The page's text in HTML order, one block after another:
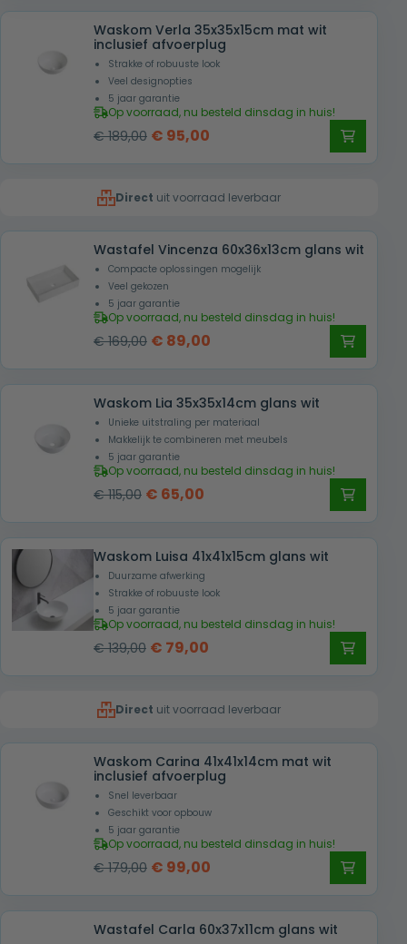
Waskom Verla 35x35x15cm mat wit
inclusief afvoerplug
Strakke of robuuste look
Veel designopties
5 jaar garantie
Op voorraad, nu besteld dinsdag in huis!
€189,00 Oorspronkelijke
€ 189,00.
€ 95,00
€ 95,00.
Direct uit voorraad leverbaar
Wastafel Vincenza 60x36x13cm glans wit
Compacte oplossingen mogelijk
Veel gekozen
5 jaar garantie
Op voorraad, nu besteld dinsdag in huis!
€169,00 Oorspronkelijke
was:
€ 169,00.
€ 89,00
is:
€ 89,00.
Waskom Lia 35x35x14cm glans wit
Unieke uitstraling per materiaal
Makkelijk te combineren met meubels
5 jaar garantie
Op voorraad, nu besteld dinsdag in huis!
€115,00 Oorspronkelijke
was:
€ 115,00.
€ 65,00
is:
€ 65,00.
Waskom Luisa 41x41x15cm glans wit
Duurzame afwerking
Strakke of robuuste look
5 jaar garantie
Op voorraad, nu besteld dinsdag in huis!
€139,00 Oorspronkelijke
€ 139,00.
€ 79,00
€ 79,00.
Direct uit voorraad leverbaar
Waskom Carina 41x41x14cm mat wit
inclusief afvoerplug
Snel leverbaar
Geschikt voor opbouw
5 jaar garantie
Op voorraad, nu besteld dinsdag in huis!
€179,00 Oorspronkelijke
was:
€ 179,00.
€ 99,00
is:
€ 99,00.
Wastafel Carla 60x37x11cm glans wit